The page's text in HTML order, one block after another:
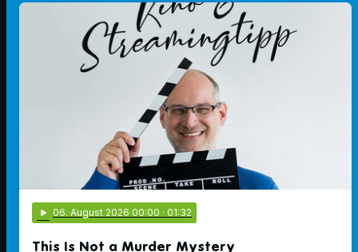
play_arrow 06. August 2026 00:00 · 01:32
This Is Not a Murder Mystery